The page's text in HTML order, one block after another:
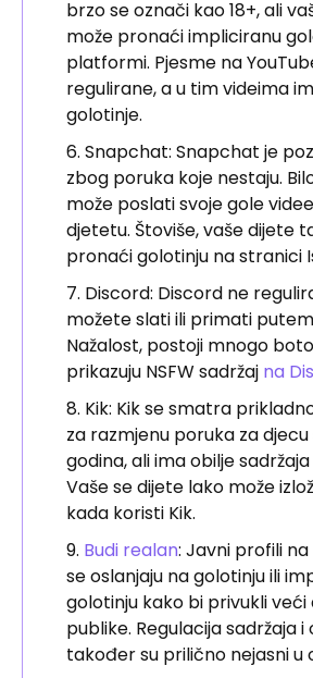
brzo se označi kao 18+, ali
može pronaći impliciranu
platformi. Pjesme na
regulirane, a u tim videima
golotinje.
Snapchat: Snapchat je
zbog poruka koje nestaju.
može poslati svoje gole
djetetu. Štoviše, vaše dijete
pronaći golotinju na stranici
Discord: Discord ne
možete slati ili primati
Nažalost, postoji mnogo
prikazuju NSFW sadržaj na
Kik: Kik se smatra
za razmjenu poruka za djecu
godina, ali ima obilje
Vaše se dijete lako može
kada koristi Kik.
Budi realan: Javni profili
se oslanjaju na golotinju ili
golotinju kako bi privukli
publike. Regulacija sadržaja
također su prilično nejasni u